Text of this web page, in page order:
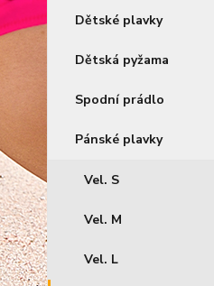
Dětské plavky
Dětská pyžama
Spodní prádlo
Pánské plavky
Vel. S
Vel. M
Vel. L